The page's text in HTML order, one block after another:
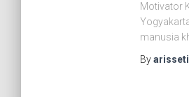
Motivator
manusia
By